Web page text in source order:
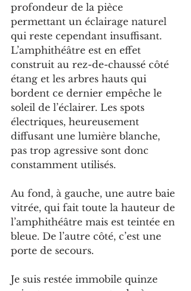
profondeur de la pièce
permettant un éclairage naturel
qui reste cependant insuffisant.
L’amphithéâtre est en effet
construit au rez-de-chaussé côté
étang et les arbres hauts qui
bordent ce dernier empêche le
soleil de l’éclairer. Les spots
électriques, heureusement
diffusant une lumière blanche,
pas trop agressive sont donc
constamment utilisés.
Au fond, à gauche, une autre baie
vitrée, qui fait toute la hauteur de
l’amphithéâtre mais est teintée en
bleue. De l’autre côté, c’est une
porte de secours.
Je suis restée immobile quinze